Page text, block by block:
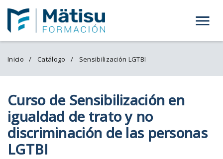
Menú
Inicio Catálogo Sensibilización LGTBI
Curso de Sensibilización en
igualdad de trato y no
discriminación de las personas
LGTBI